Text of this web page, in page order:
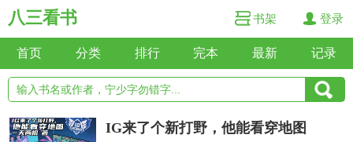
八三看书 书架 登录
首页 分类 排行 完本 最新 记录
IG来了个新打野，他能看穿地图